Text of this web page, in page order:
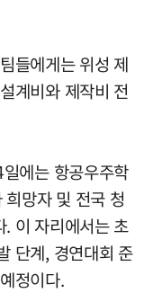
들에게는 위성 제
계비와 제작비 전
에는 항공우주학
망자 및 전국 청
이 자리에서는 초
단계, 경연대회 준
정이다.